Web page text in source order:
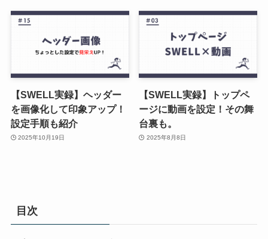
【SWELL実録】ヘッダー
を画像化して印象アップ！
設定手順も紹介
2025年10月19日
【SWELL実録】トップペ
ージに動画を設定！その舞
台裏も。
2025年8月8日
目次